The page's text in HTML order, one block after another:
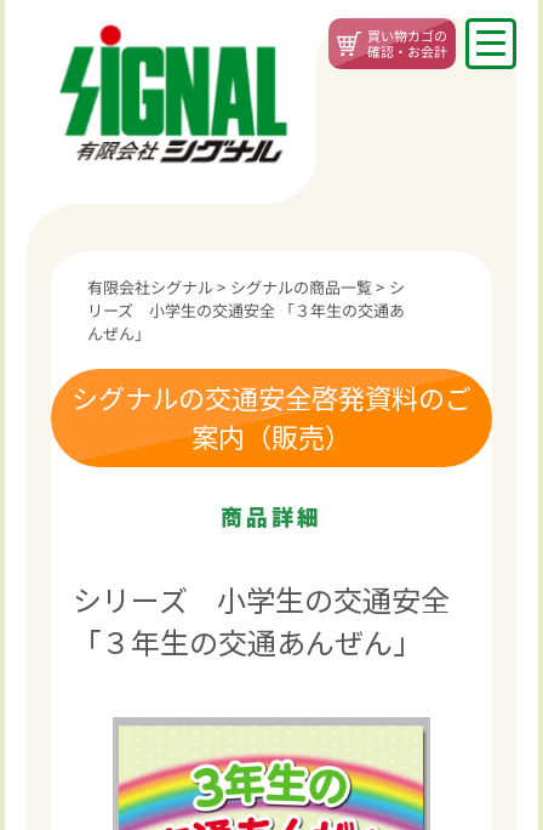
有限会社シグナル> シグナルの商品一覧> シ
リーズ 小学生の交通安全 「３年生の交通あ
んぜん」
買い物カゴの
確認・お会計
シグナルの交通安全啓発資料のご
案内（販売）
商品詳細
シリーズ 小学生の交通安全
「３年生の交通あんぜん」